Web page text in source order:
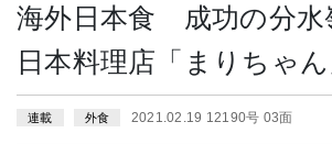
海外日本食 成功の分水
日本料理店「まりちゃん
連載 外食 2021.02.19 12190号 03面